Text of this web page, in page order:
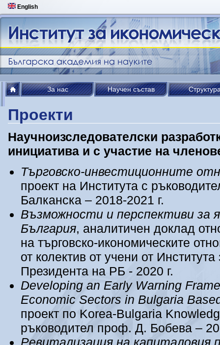
English
За нас Научен състав
Проекти
Научноизследователски
инициатива и с участие на
Търговско-инвестиционните
проект на Института с
Балканска – 2018-2021 г.
Възможности и перспективи за
България, аналитичен доклад
на търговско-икономическите
от колектив от учени от
Президента на РБ - 2020 г.
Developing an Early Warning
Economic Sectors in Bulgaria
проект по Korea-Bulgaria
ръководител проф. Д. Бобева –
Ревитализация на капиталовия